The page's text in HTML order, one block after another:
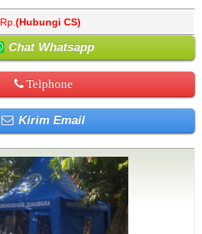
Rp. (Hubungi CS)
Chat Whatsapp
Telphone
Kirim Email